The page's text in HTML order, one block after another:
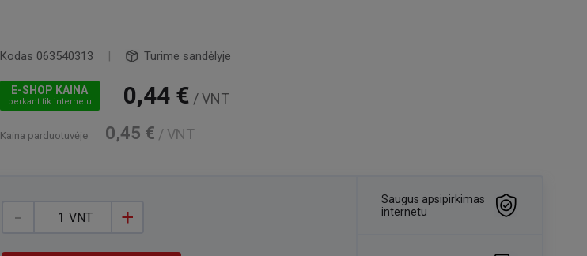
Kodas 063540313 | Turime sandėlyje
E-SHOP KAINA
perkant tik internetu 0,44 € / VNT
Kaina parduotuvėje 0,45 € / VNT
- +
VNT
Saugus apsipirkimas
internetu